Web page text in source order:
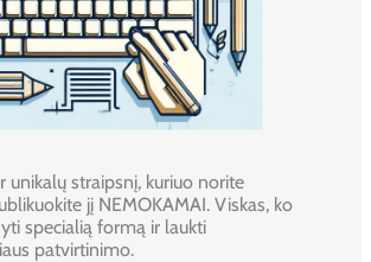
unikalų straipsnį, kuriuo norite
jį NEMOKAMAI. Viskas, ko
specialią formą ir laukti
patvirtinimo.